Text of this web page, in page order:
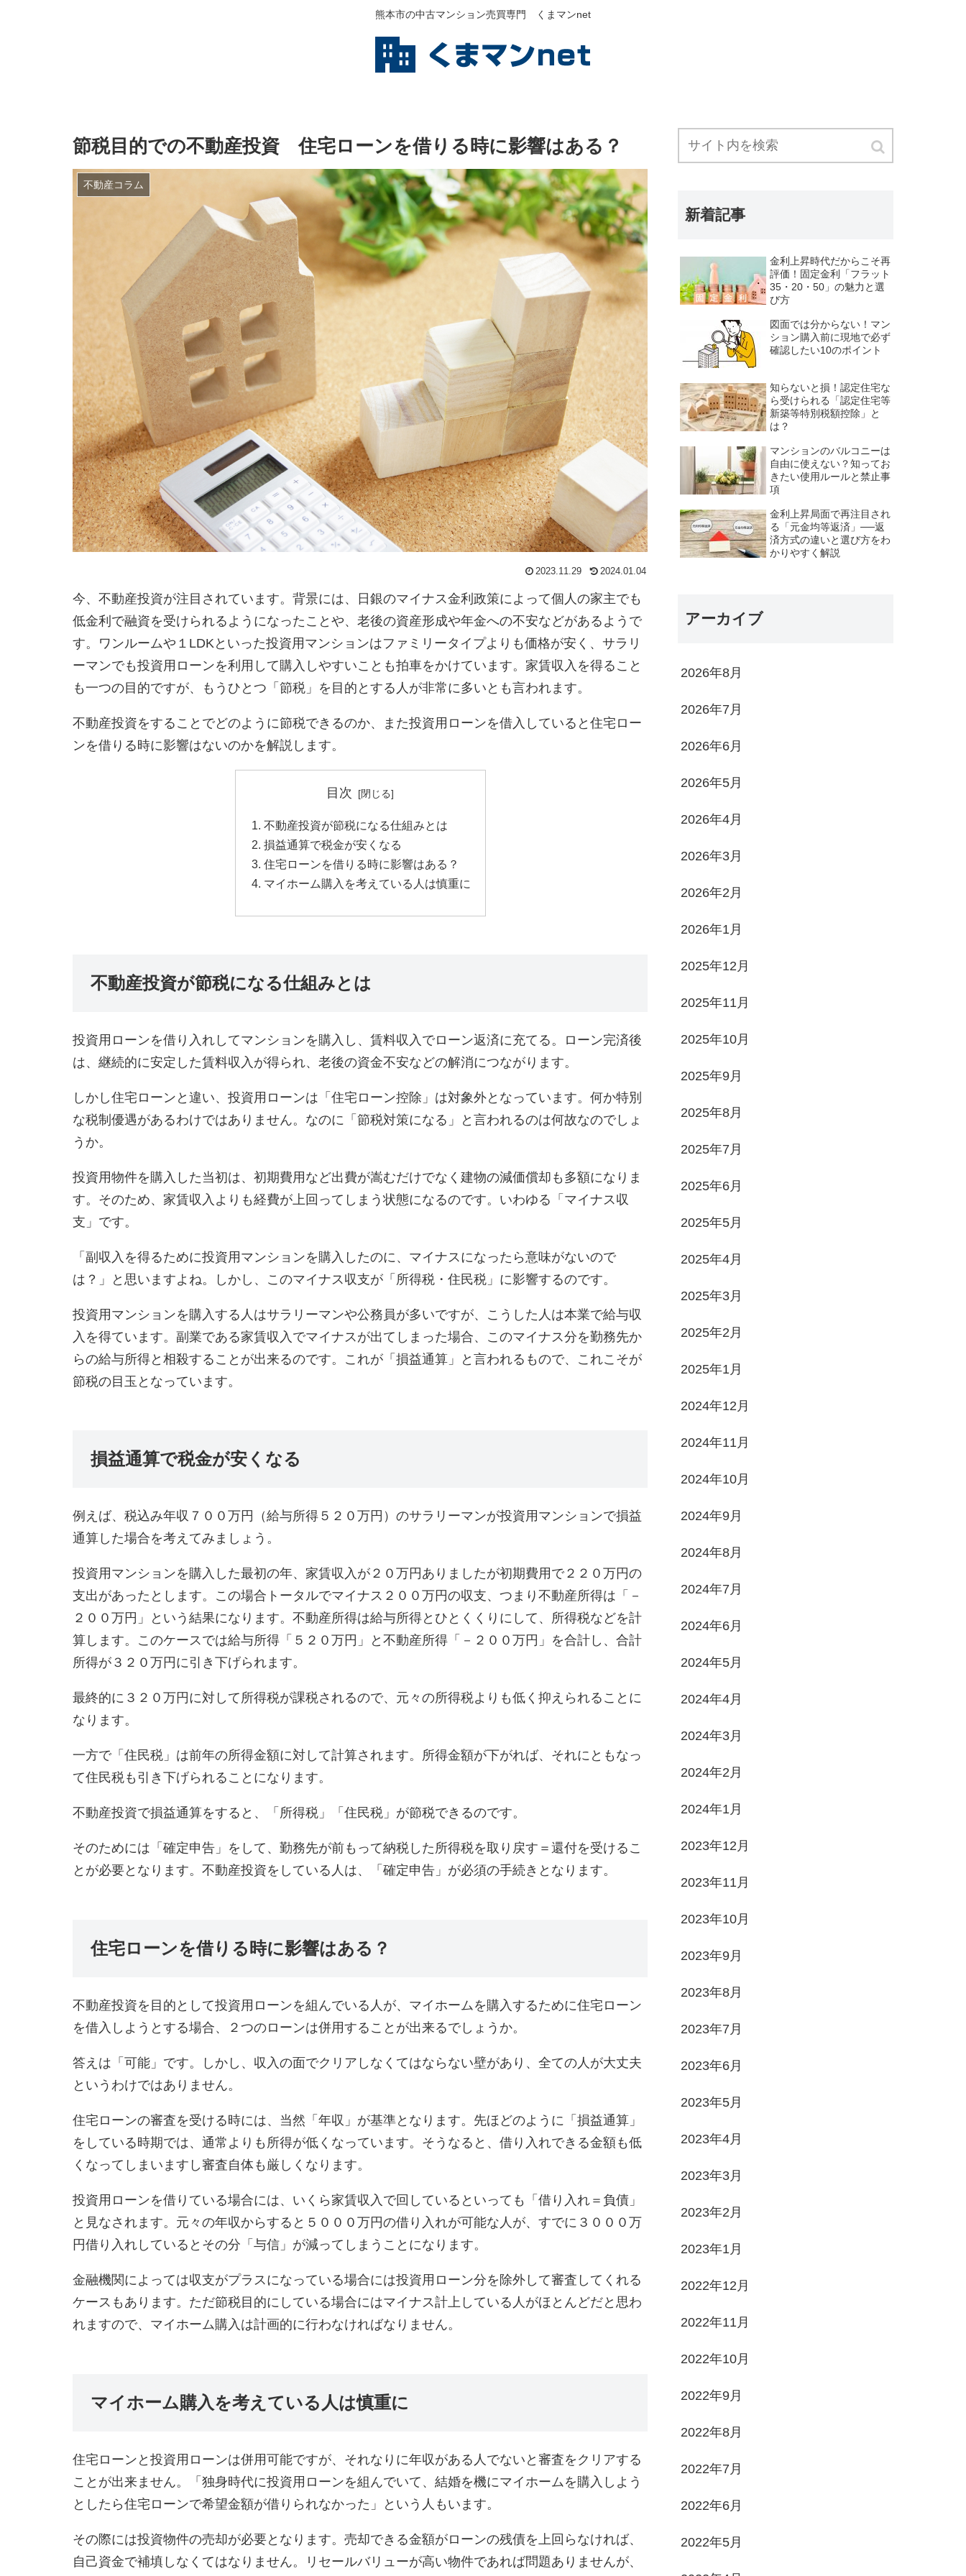
熊本市の中古マンション売買専門 くまマンnet
節税目的での不動産投資 住宅ローンを借りる時に影響はある？
不動産コラム
2023.11.29 2024.01.04
今、不動産投資が注目されています。背景には、日銀のマイナス金利政策によって個人の家主でも
低金利で融資を受けられるようになったことや、老後の資産形成や年金への不安などがあるようで
す。ワンルームや１LDKといった投資用マンションはファミリータイプよりも価格が安く、サラリ
ーマンでも投資用ローンを利用して購入しやすいことも拍車をかけています。家賃収入を得ること
も一つの目的ですが、もうひとつ「節税」を目的とする人が非常に多いとも言われます。
不動産投資をすることでどのように節税できるのか、また投資用ローンを借入していると住宅ロー
ンを借りる時に影響はないのかを解説します。
目次
不動産投資が節税になる仕組みとは
損益通算で税金が安くなる
住宅ローンを借りる時に影響はある？
マイホーム購入を考えている人は慎重に
不動産投資が節税になる仕組みとは
投資用ローンを借り入れしてマンションを購入し、賃料収入でローン返済に充てる。ローン完済後
は、継続的に安定した賃料収入が得られ、老後の資金不安などの解消につながります。
しかし住宅ローンと違い、投資用ローンは「住宅ローン控除」は対象外となっています。何か特別
な税制優遇があるわけではありません。なのに「節税対策になる」と言われるのは何故なのでしょ
うか。
投資用物件を購入した当初は、初期費用など出費が嵩むだけでなく建物の減価償却も多額になりま
す。そのため、家賃収入よりも経費が上回ってしまう状態になるのです。いわゆる「マイナス収
支」です。
「副収入を得るために投資用マンションを購入したのに、マイナスになったら意味がないので
は？」と思いますよね。しかし、このマイナス収支が「所得税・住民税」に影響するのです。
投資用マンションを購入する人はサラリーマンや公務員が多いですが、こうした人は本業で給与収
入を得ています。副業である家賃収入でマイナスが出てしまった場合、このマイナス分を勤務先か
らの給与所得と相殺することが出来るのです。これが「損益通算」と言われるもので、これこそが
節税の目玉となっています。
損益通算で税金が安くなる
例えば、税込み年収７００万円（給与所得５２０万円）のサラリーマンが投資用マンションで損益
通算した場合を考えてみましょう。
投資用マンションを購入した最初の年、家賃収入が２０万円ありましたが初期費用で２２０万円の
支出があったとします。この場合トータルでマイナス２００万円の収支、つまり不動産所得は「－
２００万円」という結果になります。不動産所得は給与所得とひとくくりにして、所得税などを計
算します。このケースでは給与所得「５２０万円」と不動産所得「－２００万円」を合計し、合計
所得が３２０万円に引き下げられます。
最終的に３２０万円に対して所得税が課税されるので、元々の所得税よりも低く抑えられることに
なります。
一方で「住民税」は前年の所得金額に対して計算されます。所得金額が下がれば、それにともなっ
て住民税も引き下げられることになります。
不動産投資で損益通算をすると、「所得税」「住民税」が節税できるのです。
そのためには「確定申告」をして、勤務先が前もって納税した所得税を取り戻す＝還付を受けるこ
とが必要となります。不動産投資をしている人は、「確定申告」が必須の手続きとなります。
住宅ローンを借りる時に影響はある？
不動産投資を目的として投資用ローンを組んでいる人が、マイホームを購入するために住宅ローン
を借入しようとする場合、２つのローンは併用することが出来るでしょうか。
答えは「可能」です。しかし、収入の面でクリアしなくてはならない壁があり、全ての人が大丈夫
というわけではありません。
住宅ローンの審査を受ける時には、当然「年収」が基準となります。先ほどのように「損益通算」
をしている時期では、通常よりも所得が低くなっています。そうなると、借り入れできる金額も低
くなってしまいますし審査自体も厳しくなります。
投資用ローンを借りている場合には、いくら家賃収入で回しているといっても「借り入れ＝負債」
と見なされます。元々の年収からすると５０００万円の借り入れが可能な人が、すでに３０００万
円借り入れしているとその分「与信」が減ってしまうことになります。
金融機関によっては収支がプラスになっている場合には投資用ローン分を除外して審査してくれる
ケースもあります。ただ節税目的にしている場合にはマイナス計上している人がほとんどだと思わ
れますので、マイホーム購入は計画的に行わなければなりません。
マイホーム購入を考えている人は慎重に
住宅ローンと投資用ローンは併用可能ですが、それなりに年収がある人でないと審査をクリアする
ことが出来ません。「独身時代に投資用ローンを組んでいて、結婚を機にマイホームを購入しよう
としたら住宅ローンで希望金額が借りられなかった」という人もいます。
その際には投資物件の売却が必要となります。売却できる金額がローンの残債を上回らなければ、
自己資金で補填しなくてはなりません。リセールバリューが高い物件であれば問題ありませんが、
新着記事
金利上昇時代だからこそ再
評価！固定金利「フラット
35・20・50」の魅力と選
び方
図面では分からない！マン
ション購入前に現地で必ず
確認したい10のポイント
知らないと損！認定住宅な
ら受けられる「認定住宅等
新築等特別税額控除」と
は？
マンションのバルコニーは
自由に使えない？知ってお
きたい使用ルールと禁止事
項
金利上昇局面で再注目され
る「元金均等返済」──返
済方式の違いと選び方をわ
かりやすく解説
アーカイブ
2026年8月
2026年7月
2026年6月
2026年5月
2026年4月
2026年3月
2026年2月
2026年1月
2025年12月
2025年11月
2025年10月
2025年9月
2025年8月
2025年7月
2025年6月
2025年5月
2025年4月
2025年3月
2025年2月
2025年1月
2024年12月
2024年11月
2024年10月
2024年9月
2024年8月
2024年7月
2024年6月
2024年5月
2024年4月
2024年3月
2024年2月
2024年1月
2023年12月
2023年11月
2023年10月
2023年9月
2023年8月
2023年7月
2023年6月
2023年5月
2023年4月
2023年3月
2023年2月
2023年1月
2022年12月
2022年11月
2022年10月
2022年9月
2022年8月
2022年7月
2022年6月
2022年5月